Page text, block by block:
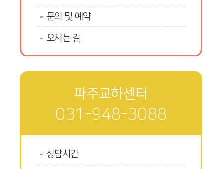
문의 및 예약
오시는 길
파주교하센터
031-948-3088
상담시간